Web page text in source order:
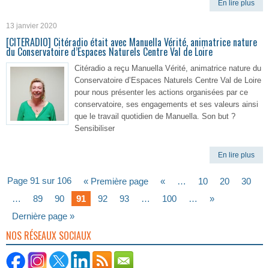
En lire plus
13 janvier 2020
[CITERADIO] Citéradio était avec Manuella Vérité, animatrice nature
du Conservatoire d’Espaces Naturels Centre Val de Loire
Citéradio a reçu Manuella Vérité, animatrice nature du
Conservatoire d’Espaces Naturels Centre Val de Loire
pour nous présenter les actions organisées par ce
conservatoire, ses engagements et ses valeurs ainsi
que le travail quotidien de Manuella. Son but ?
Sensibiliser
En lire plus
Page 91 sur 106 « Première page « … 10 20
30
…
89 90 91 92 93 … 100 …
»
Dernière page »
NOS RÉSEAUX SOCIAUX